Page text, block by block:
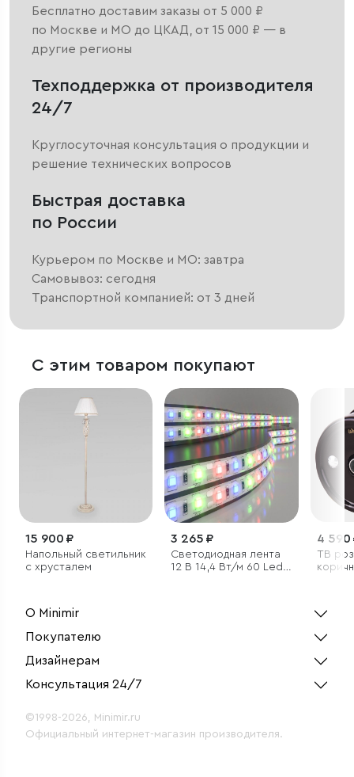
Бесплатно доставим заказы от 5 000 ₽
по Москве и МО до ЦКАД, от 15 000 ₽ — в
другие регионы
Техподдержка от производителя
24/7
Круглосуточная консультация о продукции и
решение технических вопросов
Быстрая доставка
по России
Курьером по Москве и МО: завтра
Самовывоз: сегодня
Транспортной компанией: от 3 дней
С этим товаром покупают
15 900 ₽
Напольный светильник
с хрусталем
3 265 ₽
Светодиодная лента
12 В 14,4 Вт/м 60 Led/
4 590
ТВ
О Minimir
Покупателю
Дизайнерам
Консультация 24/7
©1998-2026, Minimir.ru
Официальный интернет-магазин производителя.